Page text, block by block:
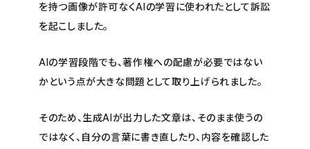
を持つ画像が許可なくAIの学習に使われたとして訴訟
を起こしました。
AIの学習段階でも、著作権への配慮が必要ではない
かという点が大きな問題として取り上げられました。
そのため、生成AIが出力した文章は、そのまま使うの
ではなく、自分の言葉に書き直したり、内容を確認した